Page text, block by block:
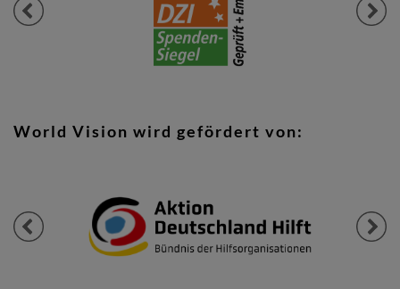
Previous Next
World Vision wird gefördert von:
Previous Next